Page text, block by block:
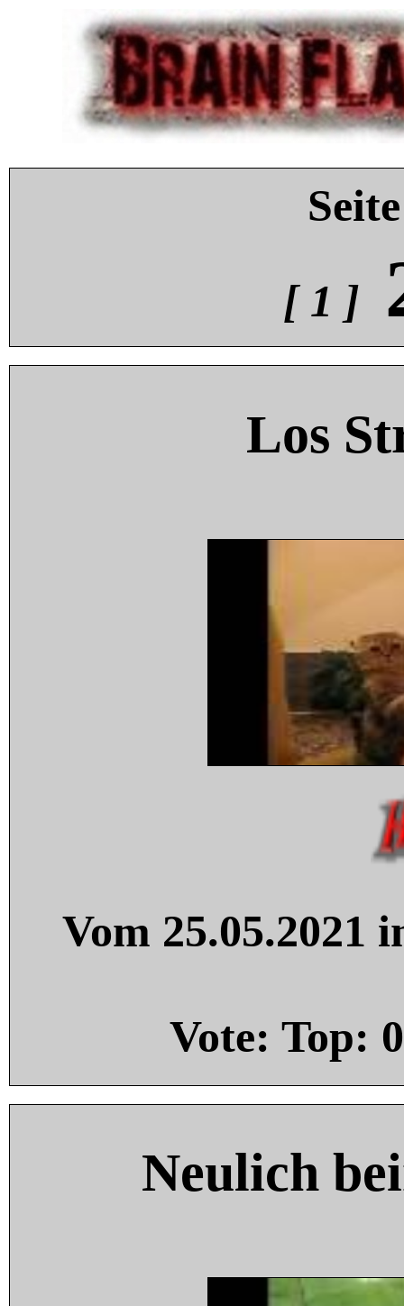
[ 1 ]
Los
Vom 25.05.2021
Vote: Top: 0
Neulich